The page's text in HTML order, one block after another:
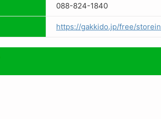
088-824-1840
https://gakkido.jp/free/